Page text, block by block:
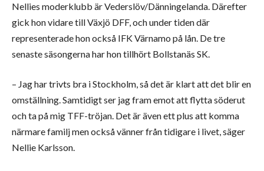
Nellies moderklubb är Vederslöv/Dänningelanda. Därefter
gick hon vidare till Växjö DFF, och under tiden där
representerade hon också IFK Värnamo på lån. De tre
senaste säsongerna har hon tillhört Bollstanäs SK.
– Jag har trivts bra i Stockholm, så det är klart att det blir en
omställning. Samtidigt ser jag fram emot att flytta söderut
och ta på mig TFF-tröjan. Det är även ett plus att komma
närmare familj men också vänner från tidigare i livet, säger
Nellie Karlsson.